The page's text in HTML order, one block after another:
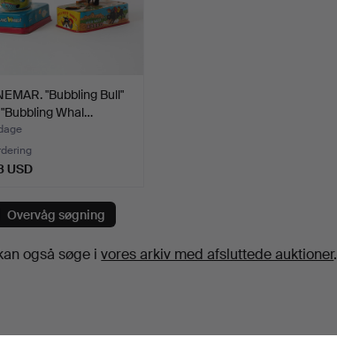
"Bubbling Bull"
Whal…
USD
Overvåg søgning
også søge ivores arkiv med afsluttede auktioner.